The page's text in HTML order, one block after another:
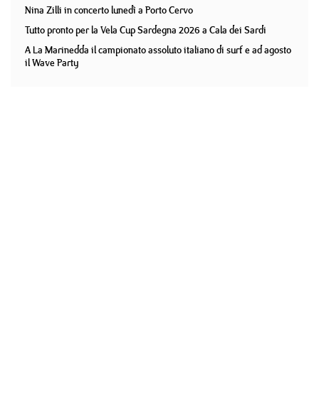
Nina Zilli in concerto lunedì a Porto Cervo
Tutto pronto per la Vela Cup Sardegna 2026 a Cala dei Sardi
A La Marinedda il campionato assoluto italiano di surf e ad agosto
il Wave Party